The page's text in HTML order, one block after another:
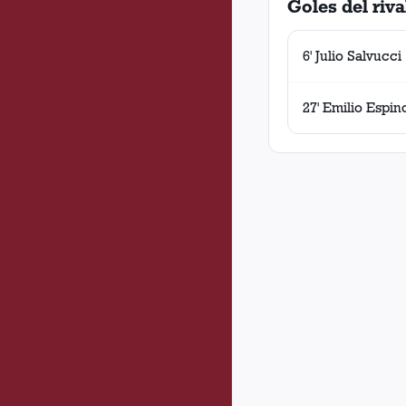
Goles del
6' Julio Salvucci
27' Emilio